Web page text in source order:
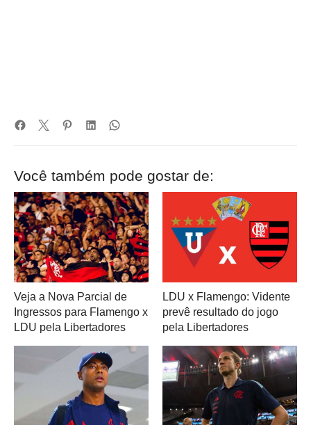
Você também pode gostar de:
Veja a Nova Parcial de
Ingressos para Flamengo x
LDU pela Libertadores
LDU x Flamengo: Vidente
prevê resultado do jogo
pela Libertadores